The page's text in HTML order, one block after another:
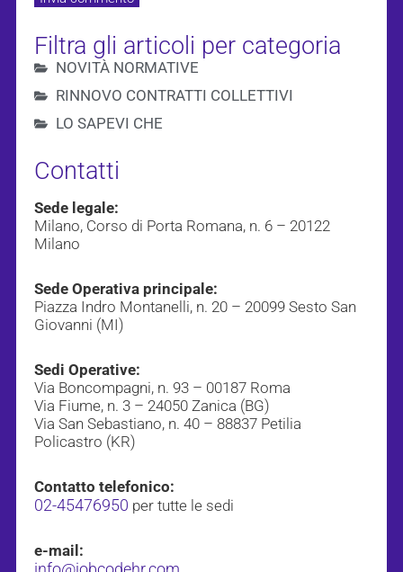
Filtra gli articoli per categoria
NOVITÀ NORMATIVE
RINNOVO CONTRATTI COLLETTIVI
LO SAPEVI CHE
Contatti
Sede legale:
Milano, Corso di Porta Romana, n. 6 – 20122
Milano
Sede Operativa principale:
Piazza Indro Montanelli, n. 20 – 20099 Sesto San
Giovanni (MI)
Sedi Operative:
Via Boncompagni, n. 93 – 00187 Roma
Via Fiume, n. 3 – 24050 Zanica (BG)
Via San Sebastiano, n. 40 – 88837 Petilia
Policastro (KR)
Contatto telefonico:
02-45476950 per tutte le sedi
e-mail: